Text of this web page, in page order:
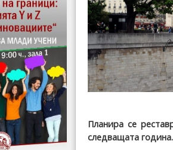
Планира се
следващата година.